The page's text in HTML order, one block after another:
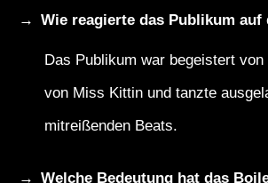
Wie reagierte das Publikum auf
Das Publikum war begeistert
von Miss Kittin und tanzte
mitreißenden Beats.
Welche Bedeutung hat das